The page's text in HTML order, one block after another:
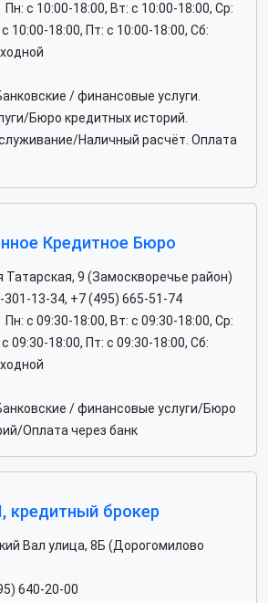
Пн: c 10:00-18:00, Вт: c 10:00-18:00, Ср:
10:00-18:00, Пт: c 10:00-18:00, Сб:
/ финансовые услуги.
Бюро кредитных историй.
Наличный расчёт. Оплата
Кредитное Бюро
Татарская, 9 (Замоскворечье район)
301-13-34, +7 (495) 665-51-74
Пн: c 09:30-18:00, Вт: c 09:30-18:00, Ср:
09:30-18:00, Пт: c 09:30-18:00, Сб:
/ финансовые услуги/Бюро
Оплата через банк
брокер
Вал улица, 8Б (Дорогомилово
640-20-00